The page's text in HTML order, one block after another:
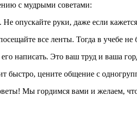
с мудрыми советами:
опускайте руки, даже если
все ленты. Тогда в учебе не
написать. Это ваш труд и ваша
быстро, цените общение с
Мы гордимся вами и желаем,